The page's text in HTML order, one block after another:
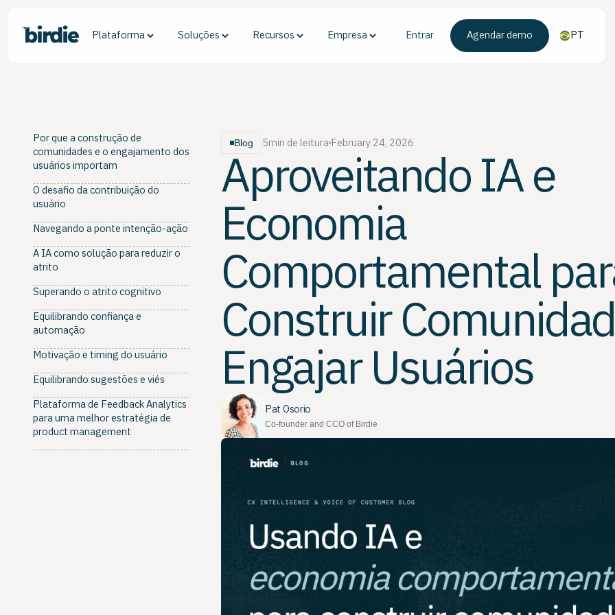
Plataforma Soluções Recursos Empresa Entrar Agendar demo PT
Por que a construção de
comunidades e o engajamento dos
usuários importam
O desafio da contribuição do
usuário
Navegando a ponte intenção-ação
A IA como solução para reduzir o
atrito
Superando o atrito cognitivo
Equilibrando confiança e
automação
Motivação e timing do usuário
Equilibrando sugestões e viés
Plataforma de Feedback Analytics
para uma melhor estratégia de
product management
Blog 5min de leitura February 24, 2026
Aproveitando IA e
Economia
Comportamental
Construir
Engajar Usuários
Pat Osorio
Co-founder and CCO of Birdie